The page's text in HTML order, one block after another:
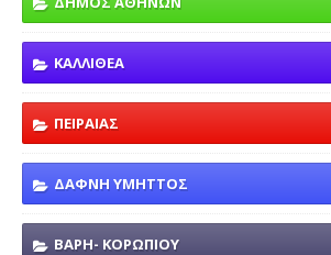
ΚΑΛΛΙΘΕΑ
ΠΕΙΡΑΙΑΣ
ΔΑΦΝΗ ΥΜΗΤΤΟΣ
ΒΑΡΗ- ΚΟΡΩΠΙΟΥ